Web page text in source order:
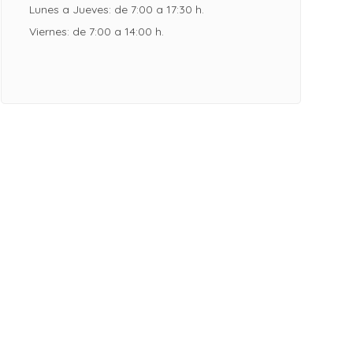
Lunes a Jueves: de 7:00 a 17:30 h.
Viernes: de 7:00 a 14:00 h.